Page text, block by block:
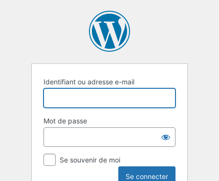
Identifiant ou adresse e-mail
Mot de passe
Se souvenir de moi